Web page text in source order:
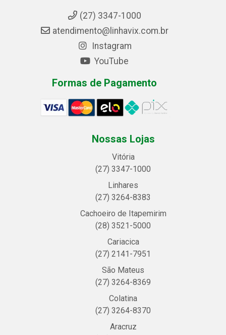
(27) 3347-1000
atendimento@linhavix.com.br
Instagram
YouTube
Formas de Pagamento
Nossas Lojas
Vitória
(27) 3347-1000
Linhares
(27) 3264-8383
Cachoeiro de Itapemirim
(28) 3521-5000
Cariacica
(27) 2141-7951
São Mateus
(27) 3264-8369
Colatina
(27) 3264-8370
Aracruz